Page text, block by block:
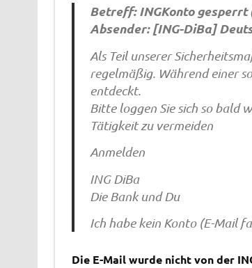
Betreff: INGKonto gesperrt
Absender: [ING-DiBa]
Als Teil unserer
regelmäßig. Während einer
entdeckt.
Bitte loggen Sie sich so bald
Tätigkeit zu vermeiden
Anmelden
ING DiBa
Die Bank und Du
Ich habe kein Konto (E-Mail
Die E-Mail wurde nicht von der